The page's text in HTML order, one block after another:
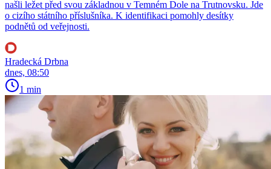
našli ležet před svou základnou v Temném Dole na Trutnovsku. Jde
o cizího státního příslušníka. K identifikaci pomohly desítky
podnětů od veřejnosti.
Hradecká Drbna
dnes, 08:50
1 min